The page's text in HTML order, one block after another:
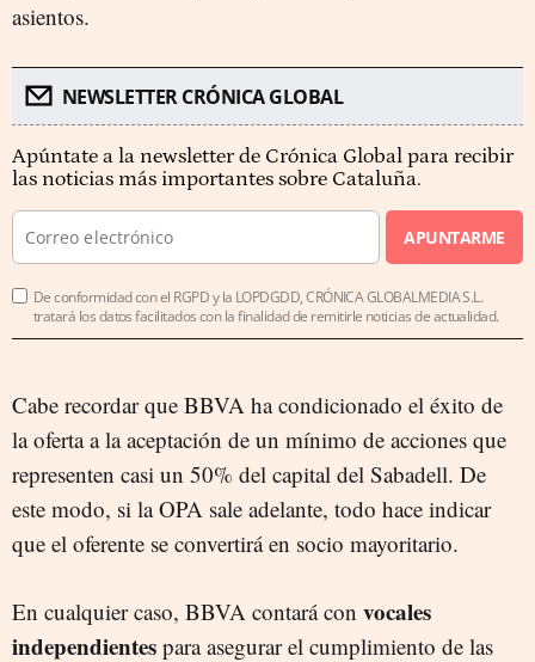
asientos.
NEWSLETTER CRÓNICA GLOBAL
Apúntate a la newsletter de Crónica Global para recibir
las noticias más importantes sobre Cataluña.
APUNTARME
De conformidad con el RGPD y la LOPDGDD, CRÓNICA GLOBALMEDIA S.L.
tratará los datos facilitados con la finalidad de remitirle noticias de actualidad.
Cabe recordar que BBVA ha condicionado el éxito de
la oferta a la aceptación de un mínimo de acciones que
representen casi un 50% del capital del Sabadell. De
este modo, si la OPA sale adelante, todo hace indicar
que el oferente se convertirá en socio mayoritario.
En cualquier caso, BBVA contará con vocales
independientes para asegurar el cumplimiento de las